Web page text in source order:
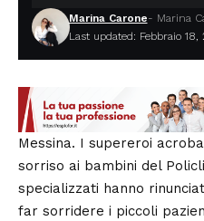
Last updated: Febbraio
Marina Carone- Marina
Messina. I supereroi
sorriso ai bambini del
specializzati hanno
far sorridere i piccoli